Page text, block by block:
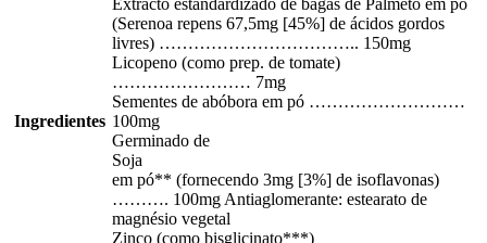
Ingredientes
(Serenoa repens 67,5mg [45%] de ácidos gordos
livres) …………………………….. 150mg
Licopeno (como prep. de tomate)
…………………… 7mg
Sementes de abóbora em pó ………………………
100mg
Germinado de
Soja
em pó** (fornecendo 3mg [3%] de isoflavonas)
………. 100mg Antiaglomerante: estearato de
magnésio vegetal
Zinco (como bisglicinato***)